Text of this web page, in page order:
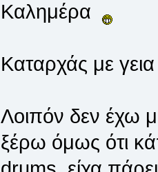
Καλημέρα
Καταρχάς με γεια
Λοιπόν δεν έχω
ξέρω όμως ότι